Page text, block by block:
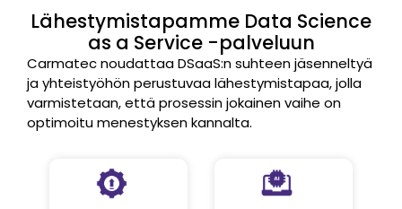
Lähestymistapamme Data Science
as a Service -palveluun
Carmatec noudattaa DSaaS:n suhteen jäsenneltyä
ja yhteistyöhön perustuvaa lähestymistapaa, jolla
varmistetaan, että prosessin jokainen vaihe on
optimoitu menestyksen kannalta.